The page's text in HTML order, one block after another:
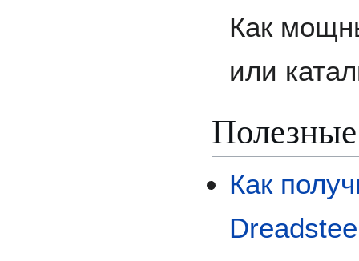
Как
или
Как